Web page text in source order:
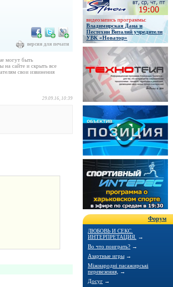
версия для печати
могут быть
на сайте и скрыть все
свои извинения
29.09.16, 10:39
видеозапись программы:
Владимирская Дана и
Пестехин Виталий учредители
УВК «Новатор»
Форум
ЛЮБОВЬ И СЕКС.
ИНТЕРПРЕТАЦИЯ.
→
Во что поиграть? →
Азартные игры →
Міжнародні пасажирські
перевезення,
→
Досуг →